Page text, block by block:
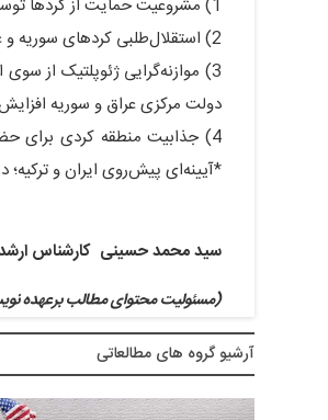
1) مشروعیت حمایت از کردها توسط قدرت‌های بزرگ و کشورهای همسایه را نزد افکار عمومی افزایش یابد،
2) استقلال‌طلبی کردهای سوریه و عراق تقویت شود،
3) موازنه‌گرایی ژئوپلتیک از
دولت مرکزی عراق و سوریه افزایش
4) جذابیت منطقه کردی برای
*آیینه‌ای پیش‌روی ایران و
سید محمد حسینی کارشناس ارشد
(مسئولیت محتوای مطالب برعهده
آرشيو گروه های مطالعاتی